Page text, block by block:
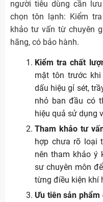
người tiêu dùng cần
chọn tôn lạnh: Kiểm
khảo tư vấn từ chuyên
hãng, có bảo hành.
Kiểm tra chất
mặt tôn trước
dấu hiệu gỉ sét,
nhỏ ban đầu có
hiệu quả sử dụng
Tham khảo tư
hợp chưa rõ loại
nên tham khảo ý
sư chuyên môn
từng điều kiện khí
Ưu tiên sản phẩm